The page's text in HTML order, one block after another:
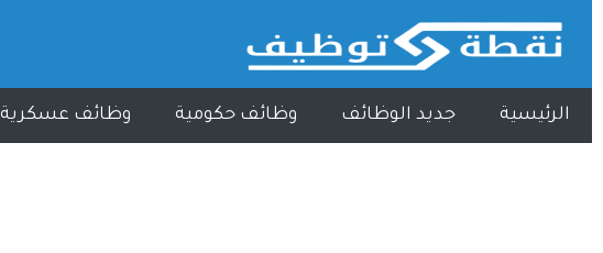
الرئيسية جديد الوظائف وظائف حكومية وظائف عسكرية